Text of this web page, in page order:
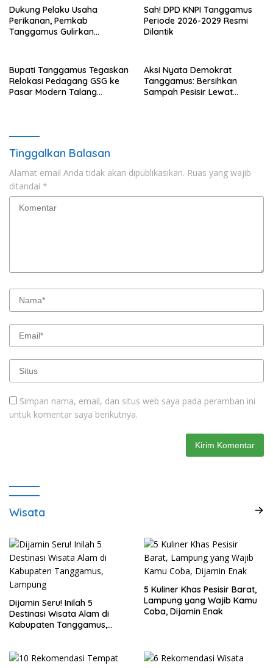
Dukung Pelaku Usaha
Perikanan, Pemkab
Tanggamus Gulirkan
Sah! DPD KNPI Tanggamus
Periode 2026-2029 Resmi
Dilantik
Bupati Tanggamus Tegaskan
Relokasi Pedagang GSG ke
Pasar Modern Talang
Aksi Nyata Demokrat
Tanggamus: Bersihkan
Sampah Pesisir Lewat
Tinggalkan Balasan
Alamat email Anda tidak akan dipublikasikan. Ruas yang wajib
ditandai *
Simpan nama, email, dan situs web saya pada peramban ini
untuk komentar saya berikutnya.
Wisata
Dijamin Seru! Inilah 5
Destinasi Wisata Alam di
Kabupaten Tanggamus,
5 Kuliner Khas Pesisir Barat,
Lampung yang Wajib Kamu
Coba, Dijamin Enak